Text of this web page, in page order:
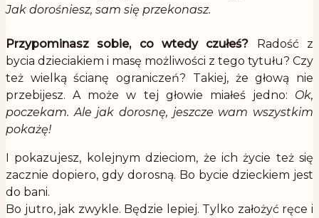
Jak dorośniesz, sam się przekonasz.
.
Przypominasz sobie, co wtedy czułeś? Radość z
bycia dzieciakiem i masę możliwości z tego tytułu? Czy
też wielką ścianę ograniczeń? Takiej, że głową nie
przebijesz. A może w tej głowie miałeś jedno: Ok,
poczekam. Ale jak dorosnę, jeszcze wam wszystkim
pokażę!
I pokazujesz, kolejnym dzieciom, że ich życie też się
zacznie dopiero, gdy dorosną. Bo bycie dzieckiem jest
do bani.
Bo jutro, jak zwykle. Będzie lepiej. Tylko założyć ręce i